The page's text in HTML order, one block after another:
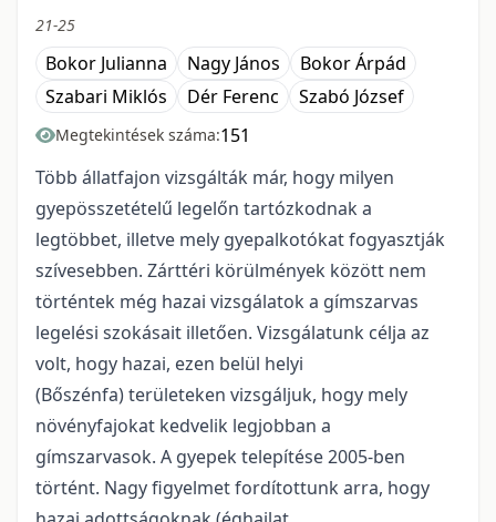
21-25
Bokor Julianna Nagy János
Bokor Árpád
Szabari Miklós
Dér Ferenc Szabó József
Megtekintések száma:151
Több állatfajon vizsgálták már, hogy milyen
gyepösszetételű legelőn tartózkodnak a
legtöbbet, illetve mely gyepalkotókat fogyasztják
szívesebben. Zárttéri körülmények között nem
történtek még hazai vizsgálatok a gímszarvas
legelési szokásait illetően. Vizsgálatunk célja az
volt, hogy hazai, ezen belül helyi
(Bőszénfa) területeken vizsgáljuk, hogy mely
növényfajokat kedvelik legjobban a
gímszarvasok. A gyepek telepítése 2005-ben
történt. Nagy figyelmet fordítottunk arra, hogy